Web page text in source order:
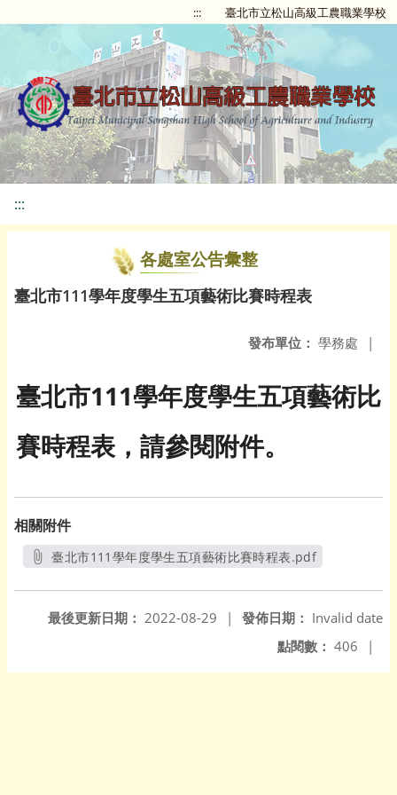
::: 臺北市立松山高級工農職業學校
:::
各處室公告彙整
臺北市111學年度學生五項藝術比賽時程表
發布單位： 學務處 |
臺北市111學年度學生五項藝術比
賽時程表，請參閱附件。
相關附件
臺北市111學年度學生五項藝術比賽時程表.pdf
發佈日期： Invalid date
最後更新日期： 2022-08-29
|
點閱數： 406 |